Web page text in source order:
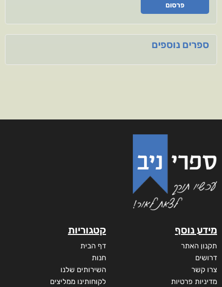
פרסום
ספרים נוספים
מידע נוסף
תקנון האתר
דרושים
צרו קשר
מדיניות פרטיות
קטגוריות
דף הבית
חנות
השירותים שלנו
לקוחותינו ממליצים